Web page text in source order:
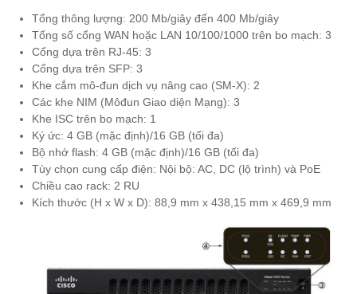
Tổng thông lượng: 200 Mb/giây đến 400 Mb/giây
Tổng số cổng WAN hoặc LAN 10/100/1000 trên bo mạch: 3
Cổng dựa trên RJ-45: 3
Cổng dựa trên SFP: 3
Khe cắm mô-đun dịch vụ nâng cao (SM-X): 2
Các khe NIM (Môđun Giao diện Mạng): 3
Khe ISC trên bo mạch: 1
Ký ức: 4 GB (mặc định)/16 GB (tối đa)
Bộ nhớ flash: 4 GB (mặc định)/16 GB (tối đa)
Tùy chọn cung cấp điện: Nội bộ: AC, DC (lộ trình) và PoE
Chiều cao rack: 2 RU
Kích thước (H x W x D): 88,9 mm x 438,15 mm x 469,9 mm